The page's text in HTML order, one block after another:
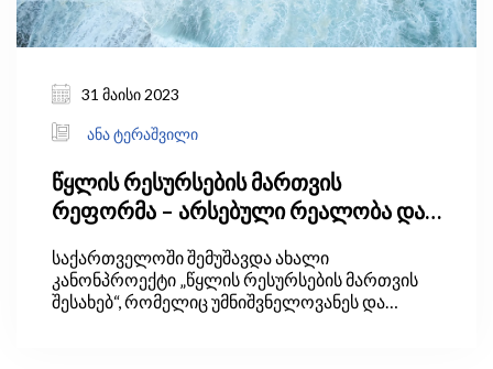
31 მაისი 2023
ანა ტერაშვილი
წყლის რესურსების მართვის
რეფორმა – არსებული რეალობა და
საქართველოში შემუშავდა ახალი
კანონპროექტი „წყლის რესურსების მართვის
შესახებ“, რომელიც უმნიშვნელოვანეს და